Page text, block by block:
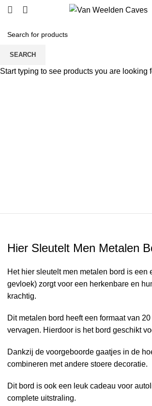
Hier Sleutelt Men Metalen
Het hier sleutelt men metalen bord is een
gevloek) zorgt voor een herkenbare en
krachtig.
Dit metalen bord heeft een formaat van
vervagen. Hierdoor is het bord geschikt
Dankzij de voorgeboorde gaatjes in de
combineren met andere stoere decoratie.
Dit bord is ook een leuk cadeau voor
complete uitstraling.
SEARCH
Start typing to see products you are looking